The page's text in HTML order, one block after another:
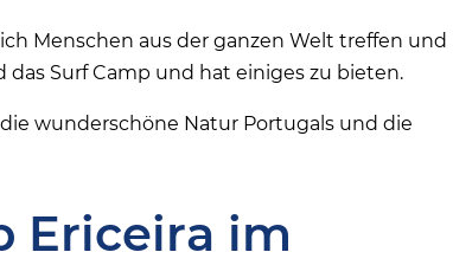
Menschen aus der ganzen Welt treffen und
Surf Camp und hat einiges zu bieten.
wunderschöne Natur Portugals und die
Ericeira im